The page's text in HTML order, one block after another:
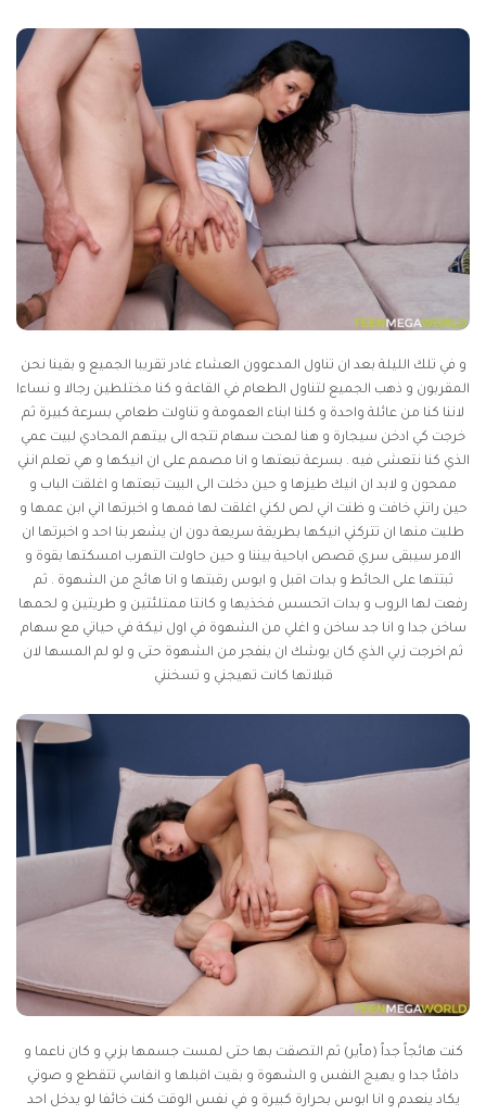
و في تلك الليلة بعد ان تناول المدعوون العشاء غادر تقريبا الجميع و بقينا نحن
المقربون و ذهب الجميع لتناول الطعام في القاعة و كنا مختلطين رجالا و نساءا
لاننا كنا من عائلة واحدة و كلنا ابناء العمومة و تناولت طعامي بسرعة كبيرة ثم
خرجت كي ادخن سيجارة و هنا لمحت سهام تتجه الى بيتهم المحادي لبيت عمي
الذي كنا نتعشى فيه . بسرعة تبعتها و انا مصمم على ان انيكها و هي تعلم انني
ممحون و لابد ان انيك طيزها و حين دخلت الى البيت تبعتها و اغلقت الباب و
حين راتني خافت و ظنت اني لص لكني اغلقت لها فمها و اخبرتها اني ابن عمها و
طلبت منها ان تتركني انيكها بطريقة سريعة دون ان يشعر بنا احد و اخبرتها ان
الامر سيبقى سري قصص اباحية بيننا و حين حاولت التهرب امسكتها بقوة و
ثبتتها على الحائط و بدات اقبل و ابوس رقبتها و انا هائج من الشهوة . ثم
رفعت لها الروب و بدات اتحسس فخذيها و كانتا ممتلئتين و طريتين و لحمها
ساخن جدا و انا جد ساخن و اغلي من الشهوة في اول نيكة في حياتي مع سهام
ثم اخرجت زبي الذي كان يوشك ان ينفجر من الشهوة حتى و لو لم المسها لان
قبلاتها كانت تهيجني و تسخنني
كنت هائجاً جداً (مأير) ثم التصقت بها حتى لمست جسمها بزبي و كان ناعما و
دافئا جدا و يهيج النفس و الشهوة و بقيت اقبلها و انفاسي تتقطع و صوتي
يكاد ينعدم و انا ابوس بحرارة كبيرة و في نفس الوقت كنت خائفا لو يدخل احد